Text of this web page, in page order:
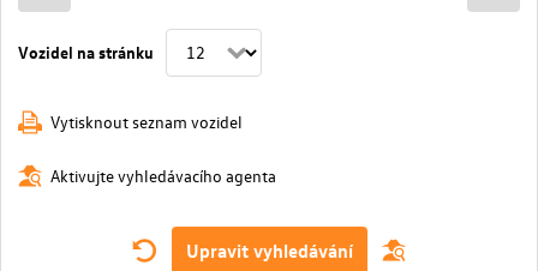
Vozidel na stránku
Vytisknout seznam vozidel
Aktivujte vyhledávacího agenta
Upravit vyhledávání